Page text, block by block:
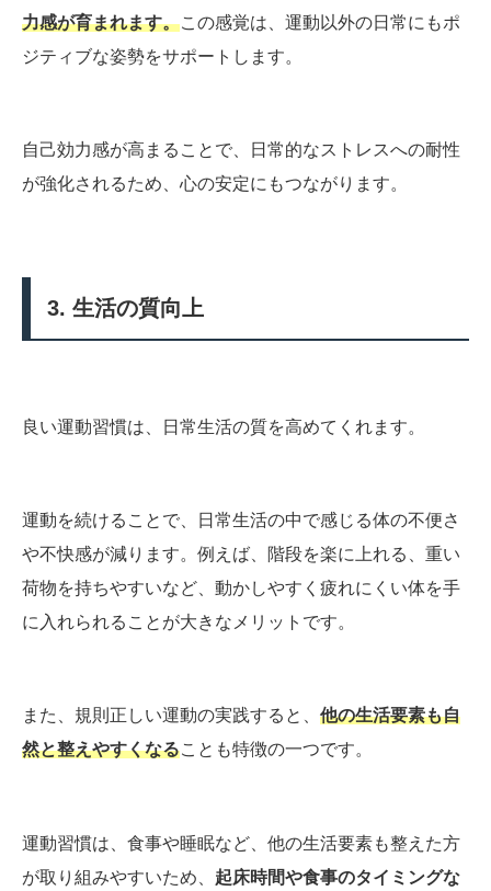
力感が育まれます。この感覚は、運動以外の日常にもポ
ジティブな姿勢をサポートします。
自己効力感が高まることで、日常的なストレスへの耐性
が強化されるため、心の安定にもつながります。
3. 生活の質向上
良い運動習慣は、日常生活の質を高めてくれます。
運動を続けることで、日常生活の中で感じる体の不便さ
や不快感が減ります。例えば、階段を楽に上れる、重い
荷物を持ちやすいなど、動かしやすく疲れにくい体を手
に入れられることが大きなメリットです。
また、規則正しい運動の実践すると、 他の生活要素も自
然と整えやすくなることも特徴の一つです。
運動習慣は、食事や睡眠など、他の生活要素も整えた方
が取り組みやすいため、 起床時間や食事のタイミングな